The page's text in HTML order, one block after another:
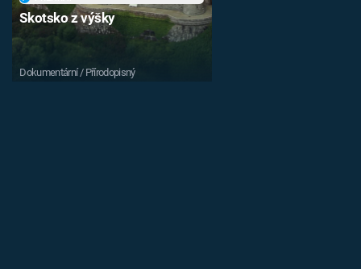
Skotsko z výšky
Dokumentární / Přírodopisný